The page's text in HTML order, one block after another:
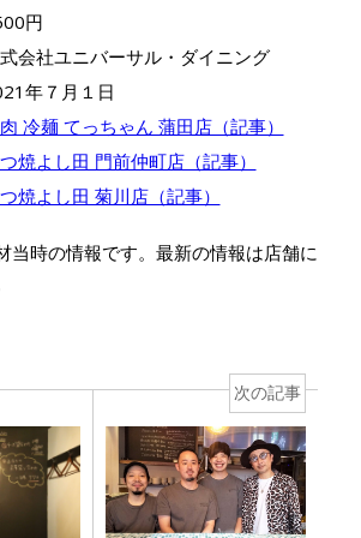
円
会社ユニバーサル・ダイニング
年７月１日
冷麺 てっちゃん 蒲田店（記事）
焼よし田 門前仲町店（記事）
焼よし田 菊川店（記事）
当時の情報です。最新の情報は店舗に
次の記事